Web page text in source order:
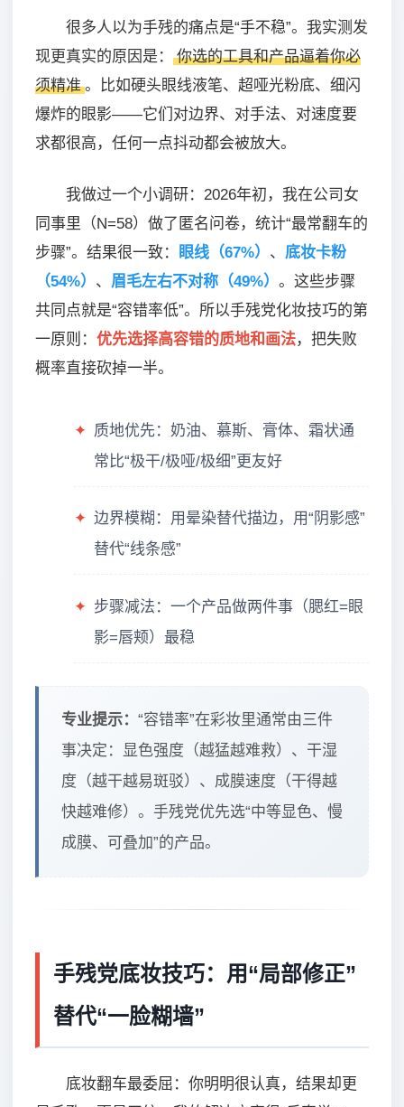
很多人以为手残的痛点是“手不稳”。我实测发
现更真实的原因是：
你选的工具和产品逼着你必
须精准 。比如硬头眼线液笔、超哑光粉底、细闪
爆炸的眼影——它们对边界、对手法、对速度要
求都很高，任何一点抖动都会被放大。
我做过一个小调研：2026年初，我在公司女
同事里（N=58）做了匿名问卷，统计“最常翻车的
步骤”。结果很一致：
眼线（67%） 、 底妆卡粉
（54%） 、 眉毛左右不对称（49%） 。这些步骤
共同点就是“容错率低”。所以手残党化妆技巧的第
一原则： 优先选择高容错的质地和画法，把失败
概率直接砍掉一半。
✦ 质地优先：奶油、慕斯、膏体、霜状通
常比“极干/极哑/极细”更友好
✦ 边界模糊：用晕染替代描边，用“阴影感”
替代“线条感”
✦ 步骤减法：一个产品做两件事（腮红=眼
影=唇颊）最稳
专业提示： “容错率”在彩妆里通常由三件
事决定：显色强度（越猛越难救）、干湿
度（越干越易斑驳）、成膜速度（干得越
快越难修）。手残党优先选“中等显色、慢
成膜、可叠加”的产品。
手残党底妆技巧：用“局部修正”
替代“一脸糊墙”
底妆翻车最委屈：你明明很认真，结果却更